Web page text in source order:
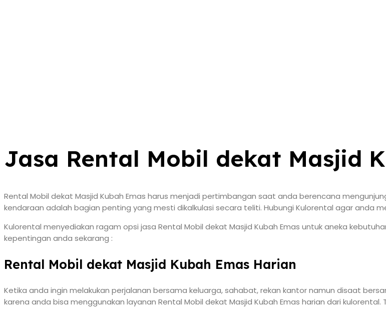
Jasa Rental Mobil dekat Masjid
Rental Mobil dekat Masjid Kubah Emas harus menjadi pertimbangan saat anda berencana
kendaraan adalah bagian penting yang mesti dikalkulasi secara teliti. Hubungi Kulorental agar anda
Kulorental menyediakan ragam opsi jasa Rental Mobil dekat Masjid Kubah Emas untuk aneka
kepentingan anda sekarang :
Rental Mobil dekat Masjid Kubah Emas Harian
Ketika anda ingin melakukan perjalanan bersama keluarga, sahabat, rekan kantor namun disaat
karena anda bisa menggunakan layanan Rental Mobil dekat Masjid Kubah Emas harian dari